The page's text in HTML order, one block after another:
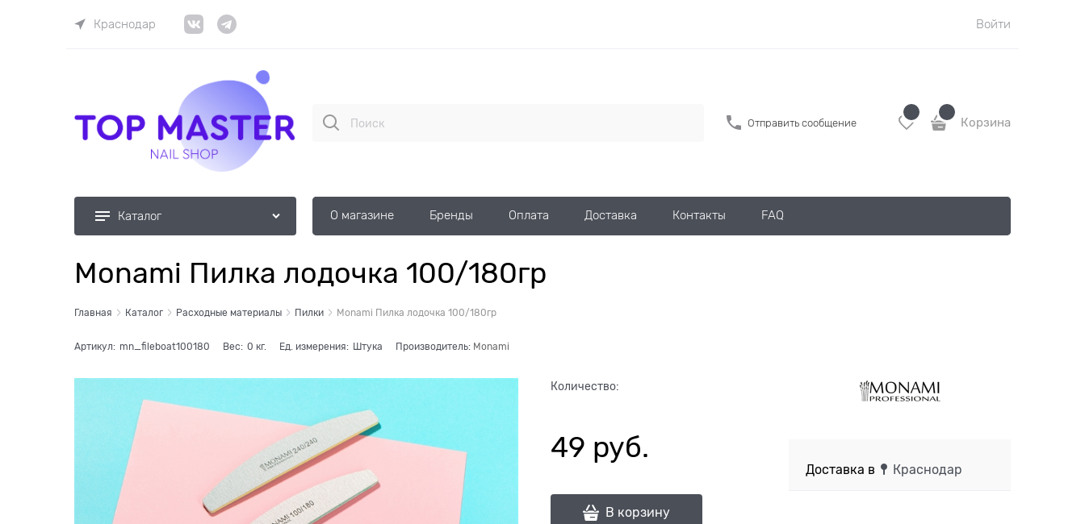
Краснодар Войти
Отправить сообщение Корзина
Каталог О магазине Бренды Оплата Доставка Контакты FAQ
Monami Пилка лодочка 100/180гр
Главная Каталог Расходные материалы Пилки Monami Пилка лодочка 100/180гр
Артикул: mn_fileboat100180 Вес: 0 кг. Ед. измерения: Штука Производитель: Monami
Количество:
49 руб.
В корзину
Доставка в Краснодар